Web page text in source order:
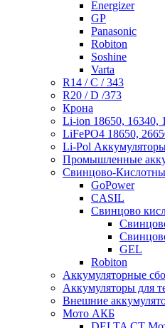
Energizer
GP
Panasonic
Robiton
Soshine
Varta
R14 / C / 343
R20 / D /373
Крона
Li-ion 18650, 16340,
LiFePO4 18650,
Li-Pol
Промышленные
Свинцово-
GoPower
CASIL
Свинцово
GEL
Robiton
Аккумуляторные
Аккумуляторы для
Внешние
Мото АКБ